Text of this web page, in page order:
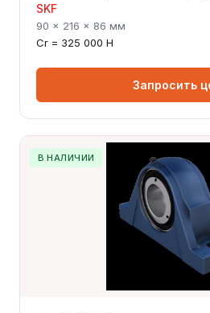
SKF
90 × 216 × 86 мм
Cr = 325 000 Н
Запросить
В НАЛИЧИИ
Сергей — первый в
подшипникам
Онлайн · отвечает мгновенно